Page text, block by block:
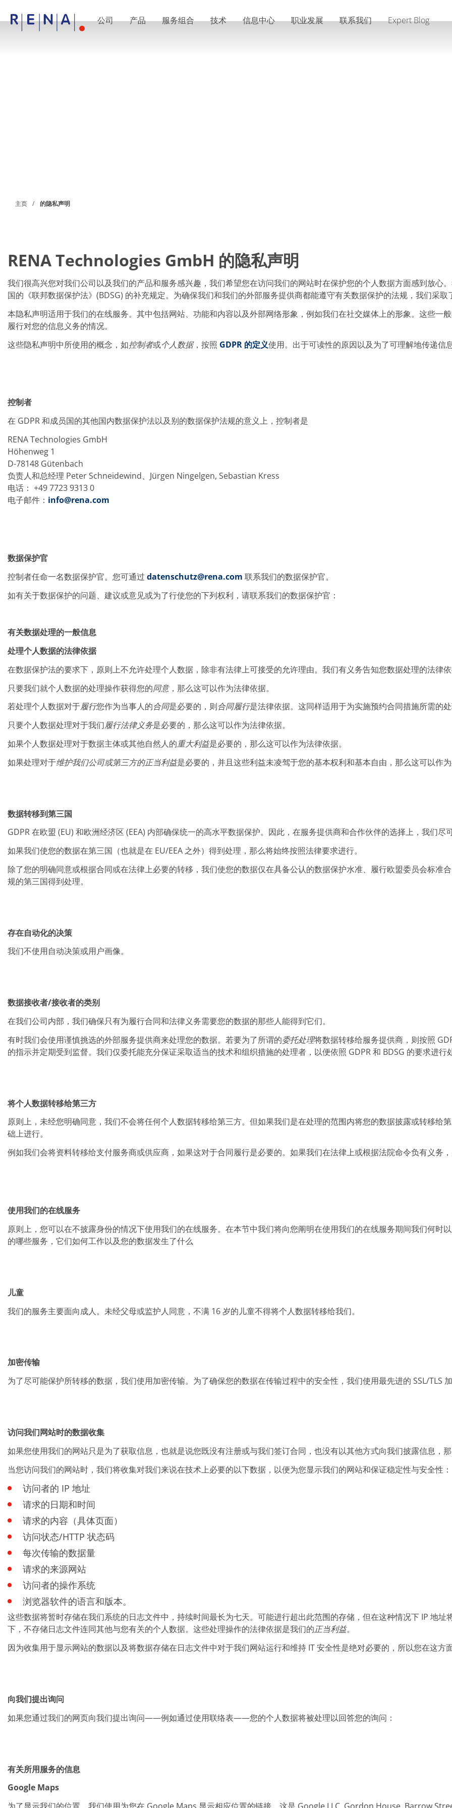
公司 产品 服务组合 技术 信息中心 职业发展 联系我们 Expert Blog
绿色能源
Wafer Batch
医疗设备
护眼
Through glass vias (TGV)
玻璃晶片加工
定制解决方案
卷到卷
服务组合
服务热线 和 服务中心
数字化服务
技术
技术中心
工艺技术
FluidJet - 金属剥离
SiEtch - KOH 蚀刻
蚀刻
纹理化腐蚀
电镀
晶圆剥离
创新
Battery Technology
下载中心
媒体聚焦
新闻
展会
职业发展
RENA 作为雇主
联系我们
联系表格
联系表格客户服务
联系我们的客服
主页 的隐私声明
RENA Technologies GmbH 的隐私声明
我们很高兴您对我们公司以及我们的产品和服务感兴趣，我们希望您在访问我们的网站时在保护您的个人数据方面感到放心
国的《联邦数据保护法》(BDSG) 的补充规定。为确保我们和我们的外部服务提供商都能遵守有关数据保护的法规，我们采
本隐私声明适用于我们的在线服务。其中包括网站、功能和内容以及外部网络形象，例如我们在社交媒体上的形象。这些一
履行对您的信息义务的情况。
这些隐私声明中所使用的概念，如控制者或个人数据，按照 GDPR 的定义使用。出于可读性的原因以及为了可理解地传递信
控制者
在 GDPR 和成员国的其他国内数据保护法以及别的数据保护法规的意义上，控制者是
RENA Technologies GmbH
Höhenweg 1
D-78148 Gütenbach
负责人和总经理 Peter Schneidewind、Jürgen Ningelgen, Sebastian Kress
电话： +49 7723 9313 0
电子邮件： info@rena.com
数据保护官
控制者任命一名数据保护官。您可通过 datenschutz@rena.com 联系我们的数据保护官。
如有关于数据保护的问题、建议或意见或为了行使您的下列权利，请联系我们的数据保护官：
有关数据处理的一般信息
处理个人数据的法律依据
在数据保护法的要求下，原则上不允许处理个人数据，除非有法律上可接受的允许理由。我们有义务告知您数据处理的法律
只要我们就个人数据的处理操作获得您的同意，那么这可以作为法律依据。
若处理个人数据对于履行您作为当事人的合同是必要的，则合同履行是法律依据。这同样适用于为实施预约合同措施所需的
只要个人数据处理对于我们履行法律义务是必要的，那么这可以作为法律依据。
如果个人数据处理对于数据主体或其他自然人的重大利益是必要的，那么这可以作为法律依据。
如果处理对于维护我们公司或第三方的正当利益是必要的，并且这些利益未凌驾于您的基本权利和基本自由，那么这可以作
数据转移到第三国
GDPR 在欧盟 (EU) 和欧洲经济区 (EEA) 内部确保统一的高水平数据保护。因此，在服务提供商和合作伙伴的选择上，我们
如果我们使您的数据在第三国（也就是在 EU/EEA 之外）得到处理，那么将始终按照法律要求进行。
除了您的明确同意或根据合同或在法律上必要的转移，我们使您的数据仅在具备公认的数据保护水准、履行欧盟委员会标准
规的第三国得到处理。
存在自动化的决策
我们不使用自动决策或用户画像。
数据接收者/接收者的类别
在我们公司内部，我们确保只有为履行合同和法律义务需要您的数据的那些人能得到它们。
有时我们会使用谨慎挑选的外部服务提供商来处理您的数据。若要为了所谓的委托处理将数据转移给服务提供商，则按照
的指示并定期受到监督。我们仅委托能充分保证采取适当的技术和组织措施的处理者，以便依照 GDPR 和 BDSG 的要求进
将个人数据转移给第三方
原则上，未经您明确同意，我们不会将任何个人数据转移给第三方。但如果我们是在处理的范围内将您的数据披露或转移给
础上进行。
例如我们会将资料转移给支付服务商或供应商，如果这对于合同履行是必要的。如果我们在法律上或根据法院命令负有义务
使用我们的在线服务
原则上，您可以在不披露身份的情况下使用我们的在线服务。在本节中我们将向您阐明在使用我们的在线服务期间我们何时
的哪些服务，它们如何工作以及您的数据发生了什么
儿童
我们的服务主要面向成人。未经父母或监护人同意，不满 16 岁的儿童不得将个人数据转移给我们。
加密传输
为了尽可能保护所转移的数据，我们使用加密传输。为了确保您的数据在传输过程中的安全性，我们使用最先进的 SSL/TLS
访问我们网站时的数据收集
如果您使用我们的网站只是为了获取信息，也就是说您既没有注册或与我们签订合同，也没有以其他方式向我们披露信息，
当您访问我们的网站时，我们将收集对我们来说在技术上必要的以下数据，以便为您显示我们的网站和保证稳定性与安全性：
访问者的 IP 地址
请求的日期和时间
请求的内容（具体页面）
访问状态/HTTP 状态码
每次传输的数据量
请求的来源网站
访问者的操作系统
浏览器软件的语言和版本。
这些数据将暂时存储在我们系统的日志文件中，持续时间最长为七天。可能进行超出此范围的存储，但在这种情况下 IP 地
下，不存储日志文件连同其他与您有关的个人数据。这些处理操作的法律依据是我们的正当利益。
因为收集用于显示网站的数据以及将数据存储在日志文件中对于我们网站运行和维持 IT 安全性是绝对必要的，所以您在这方
向我们提出询问
如果您通过我们的网页向我们提出询问——例如通过使用联络表——您的个人数据将被处理以回答您的询问：
有关所用服务的信息
Google Maps